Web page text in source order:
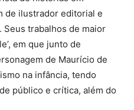
de ilustrador editorial e
trabalhos de maior
em que junto de
de Maurício de
na infância, tendo
público e crítica, além do